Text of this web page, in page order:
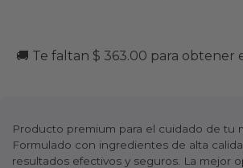
🚚 Te faltan $ 363.00 para obtener
Producto premium para el cuidado de tu
Formulado con ingredientes de alta
resultados efectivos y seguros. La mejor